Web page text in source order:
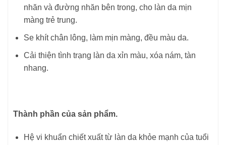
nhăn và đường nhăn bên trong, cho làn da mịn
màng trẻ trung.
Se khít chân lông, làm mịn màng, đều màu da.
Cải thiện tình trạng làn da xỉn màu, xóa nám, tàn
nhang.
Thành phần của sản phẩm.
Hệ vi khuẩn chiết xuất từ làn da khỏe mạnh của tuổi